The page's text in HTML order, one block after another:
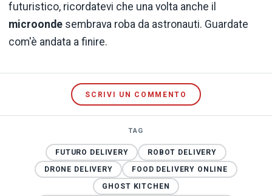
futuristico, ricordatevi che una volta anche il
microonde sembrava roba da astronauti. Guardate
com'è andata a finire.
SCRIVI UN COMMENTO
TAG
FUTURO DELIVERY
ROBOT DELIVERY
DRONE DELIVERY
FOOD DELIVERY ONLINE
GHOST KITCHEN